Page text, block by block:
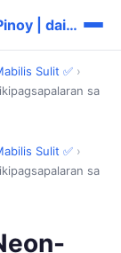
🎯 dailyjili Real Trending Para sa Pinoy | dailyjili Mabilis Sulit ✅
Sulit ✅ ›
sa
Sulit ✅ ›
sa